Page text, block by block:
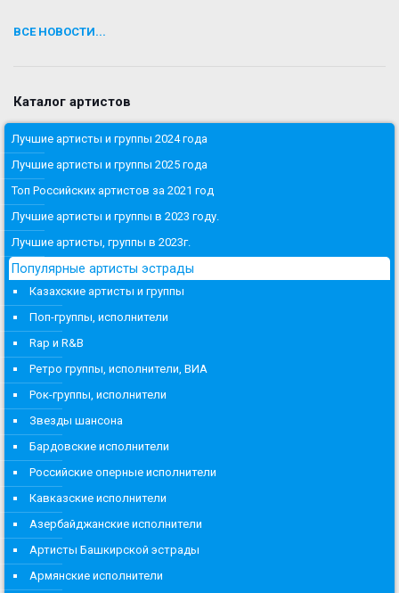
ВСЕ НОВОСТИ...
Каталог артистов
Лучшие артисты и группы 2024 года
Лучшие артисты и группы 2025 года
Топ Российских артистов за 2021 год
Лучшие артисты и группы в 2023 году.
Лучшие артисты, группы в 2023г.
Популярные артисты эстрады
Казахские артисты и группы
Поп-группы, исполнители
Rap и R&B
Ретро группы, исполнители, ВИА
Рок-группы, исполнители
Звезды шансона
Бардовские исполнители
Российские оперные исполнители
Кавказские исполнители
Азербайджанские исполнители
Артисты Башкирской эстрады
Армянские исполнители